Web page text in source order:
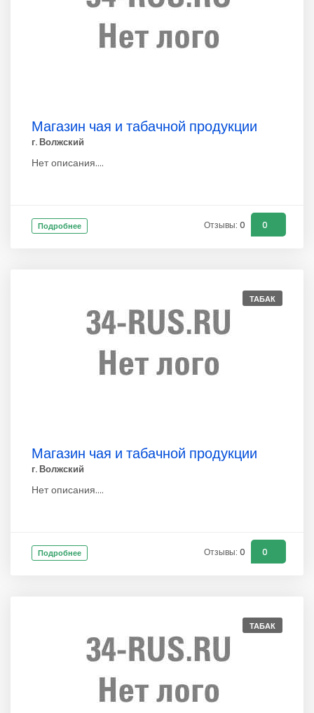
Магазин чая и табачной продукции
г. Волжский
Нет описания....
Подробнее Отзывы: 0 0
ТАБАК
Магазин чая и табачной продукции
г. Волжский
Нет описания....
Подробнее Отзывы: 0 0
ТАБАК